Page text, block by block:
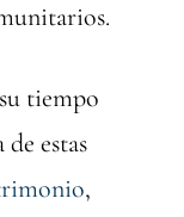
tiempo
estas
,